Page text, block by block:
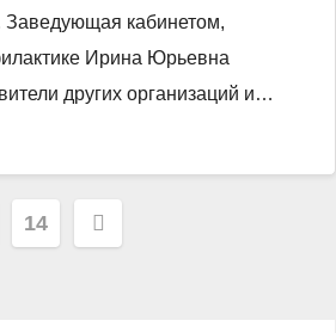
Заведующая кабинетом,
Ирина Юрьевна
других организаций и…
14